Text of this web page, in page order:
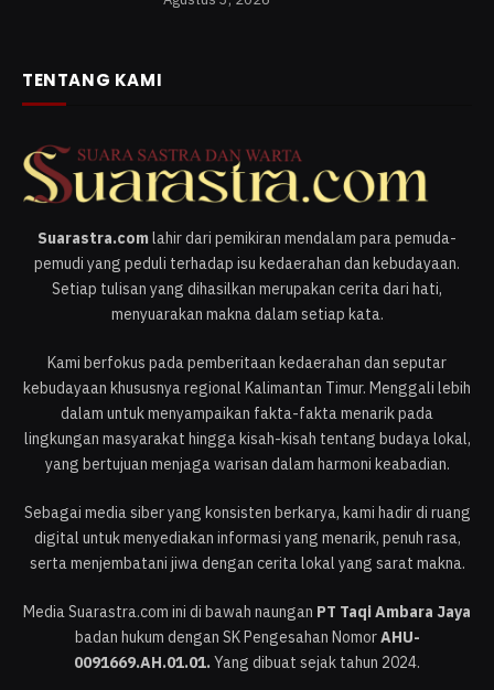
TENTANG KAMI
Suarastra.comlahir dari pemikiran mendalam para pemuda-
pemudi yang peduli terhadap isu kedaerahan dan kebudayaan.
Setiap tulisan yang dihasilkan merupakan cerita dari hati,
menyuarakan makna dalam setiap kata.
Kami berfokus pada pemberitaan kedaerahan dan seputar
kebudayaan khususnya regional Kalimantan Timur. Menggali lebih
dalam untuk menyampaikan fakta-fakta menarik pada
lingkungan masyarakat hingga kisah-kisah tentang budaya lokal,
yang bertujuan menjaga warisan dalam harmoni keabadian.
Sebagai media siber yang konsisten berkarya, kami hadir di ruang
digital untuk menyediakan informasi yang menarik, penuh rasa,
serta menjembatani jiwa dengan cerita lokal yang sarat makna.
Media Suarastra.com ini di bawah naungan PT Taqi Ambara Jaya
badan hukum dengan SK Pengesahan NomorAHU-
0091669.AH.01.01.Yang dibuat sejak tahun 2024.